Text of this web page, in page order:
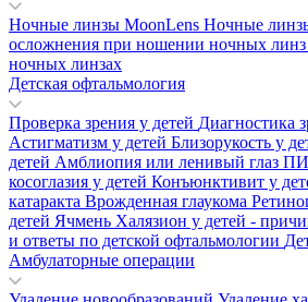
Ночные линзы MoonLens Ночные
осложнения при ношении ночных линз
ночных линзах
Детская офтальмология
Проверка зрения у детей Диагностика
Астигматизм у детей Близорукость у
детей Амблиопия или ленивый глаз
косоглазия у детей Конъюнктивит у
катаракта Врожденная глаукома
детей Ячмень Халязион у детей -
и ответы по детской офтальмологии
Амбулаторные операции